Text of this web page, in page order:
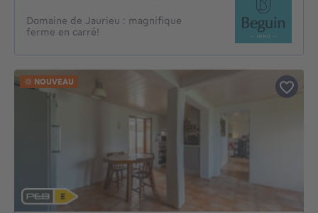
Domaine de Jaurieu : magnifique
ferme en carré!
NOUVEAU